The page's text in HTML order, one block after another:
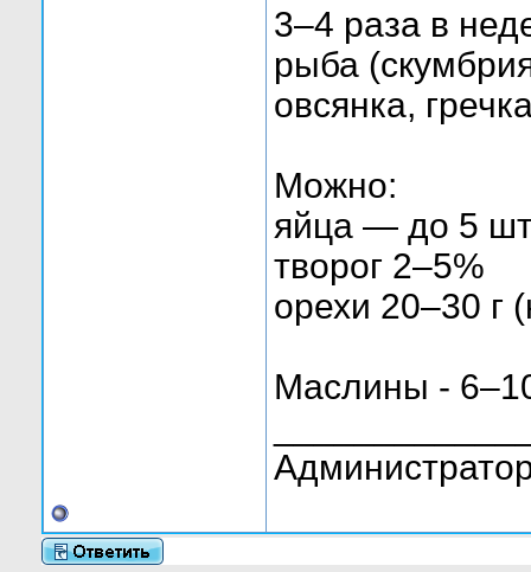
3–4 раза в
рыба
овсянка,
Можно:
яйца — до 5
творог 2–5%
орехи 20–30 г
Маслины -